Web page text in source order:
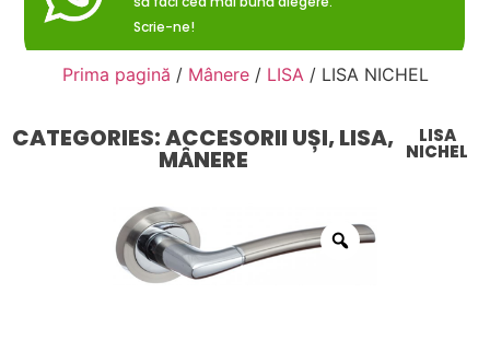
Scrie-ne!
Prima pagină / Mânere/ LISA / LISA NICHEL
CATEGORIES:ACCESORII UȘI,LISA,
MÂNERE
LISA
NICHEL